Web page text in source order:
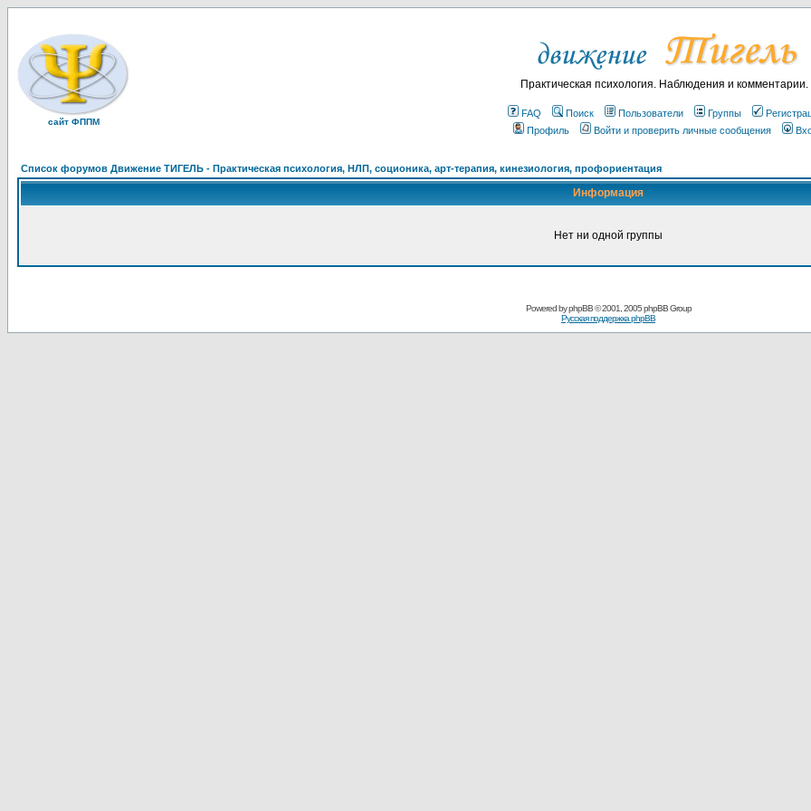
сайт ФППМ
Практическая психология. Наблюдения и комментарии.
FAQ Поиск Пользователи Группы
Профиль
Войти и проверить личные сообщения
Список форумов Движение ТИГЕЛЬ - Практическая психология, НЛП, соционика, арт-терапия, кинезиология, профориентация
Информация
Нет ни одной группы
Powered byphpBB© 2001, 2005 phpBB Group
Русская поддержка phpBB